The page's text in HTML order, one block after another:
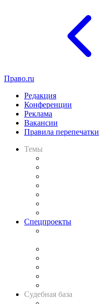
Право.ru
Редакция
Конференции
Реклама
Вакансии
Правила перепечатки
Темы
Спецпроекты
Судебная база